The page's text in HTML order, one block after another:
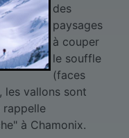
des
paysages
à couper
le souffle
(faces
les vallons sont
rappelle
à Chamonix.